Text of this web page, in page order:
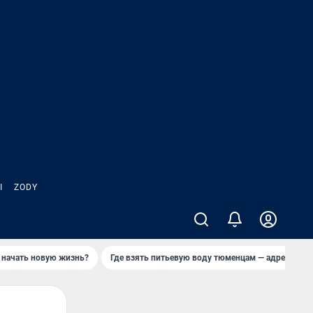
ZODY
начать новую жизнь? Где взять питьевую воду тюменцам — адреса